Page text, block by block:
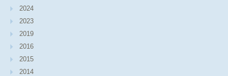
2024
2023
2019
2016
2015
2014